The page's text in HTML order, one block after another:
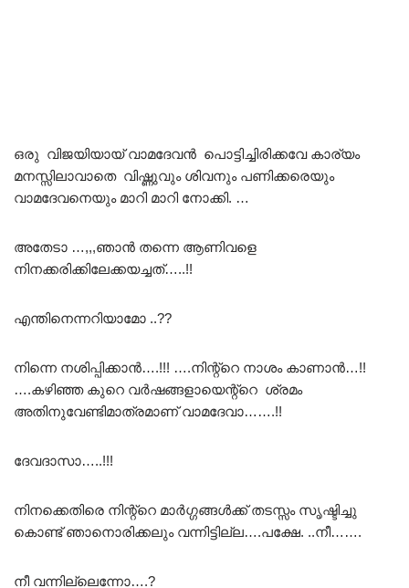
ഒരു വിജയിയായ് വാമദേവൻ പൊട്ടിച്ചിരിക്കവേ കാര്യം
മനസ്സിലാവാതെ വിഷ്ണുവും ശിവനും പണിക്കരെയും
വാമദേവനെയും മാറി മാറി നോക്കി. …
അതേടാ …,,,ഞാൻ തന്നെ ആണിവളെ
നിനക്കരിക്കിലേക്കയച്ചത്…..!!
എന്തിനെന്നറിയാമോ ..??
നിന്നെ നശിപ്പിക്കാൻ….!!! ….നിന്റ്റെ നാശം കാണാൻ…!!
….കഴിഞ്ഞ കുറെ വർഷങ്ങളായെന്റ്റെ ശ്രമം
അതിനുവേണ്ടിമാത്രമാണ് വാമദേവാ…….!!
ദേവദാസാ…..!!!
നിനക്കെതിരെ നിന്റ്റെ മാർഗ്ഗങ്ങൾക്ക് തടസ്സം സൃഷ്ടിച്ചു
കൊണ്ട് ഞാനൊരിക്കലും വന്നിട്ടില്ല….പക്ഷേ. ..നീ…….
നീ വന്നില്ലെന്നോ….?